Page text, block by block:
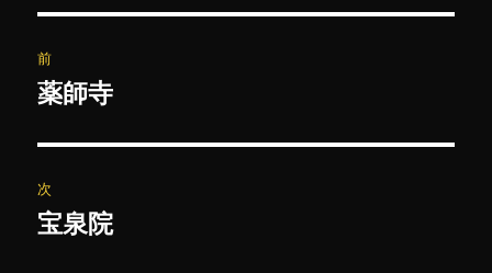
稿
ビ
ゲ
前
前
投
稿:
薬師寺
次
次
宝泉院